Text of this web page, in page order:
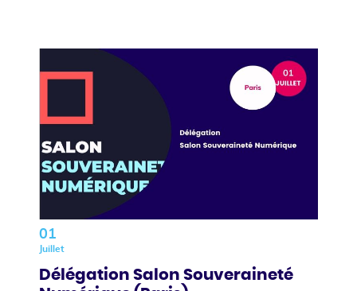
01
Juillet
Délégation Salon Souveraineté